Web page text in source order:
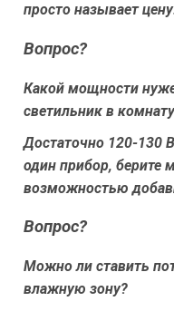
просто называет
Вопрос?
Какой мощности
светильник в
Достаточно 120-130
один прибор, берите
возможностью
Вопрос?
Можно ли ставить
влажную зону?